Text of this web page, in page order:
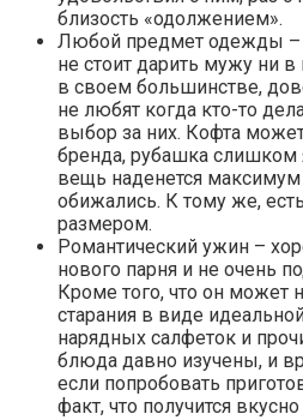
близость «одолжением».
Любой предмет одежды –
не стоит дарить мужу ни
в своем большинстве,
не любят когда кто-то
выбор за них. Кофта может
бренда, рубашка слишком
вещь наденется
обижались. К тому же,
размером.
Романтический ужин –
нового парня и не очень
Кроме того, что он может
старания в виде
нарядных салфеток и
блюда давно изучены, и
если попробовать
факт, что получится